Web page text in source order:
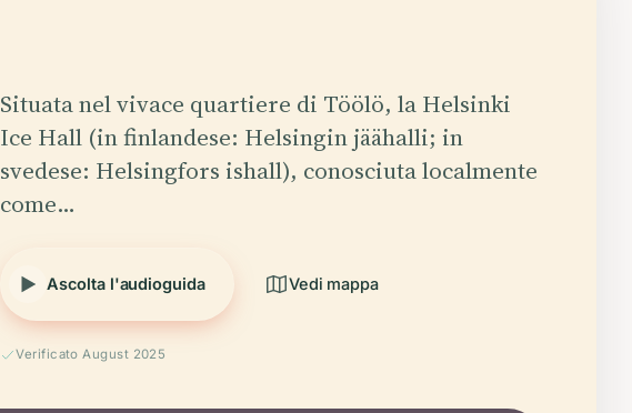
Situata nel vivace quartiere di Töölö, la Helsinki
Ice Hall (in finlandese: Helsingin jäähalli; in
svedese: Helsingfors ishall), conosciuta localmente
come…
Ascolta l'audioguida Vedi mappa
Verificato August 2025